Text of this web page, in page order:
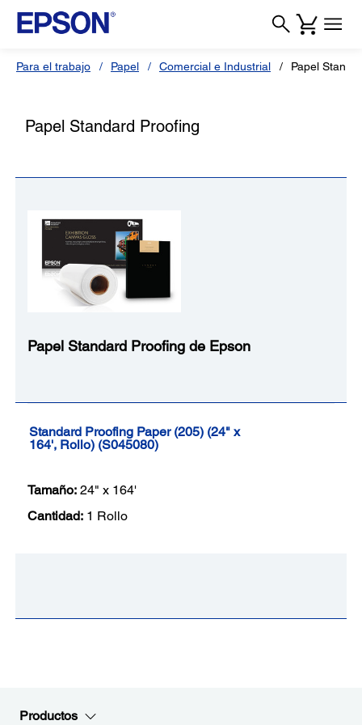
Para el trabajo Papel Comercial e Industrial Papel
Papel Standard Proofing
Papel Standard Proofing de Epson
Standard Proofing Paper (205) (24" x
164', Rollo) (S045080)
Tamaño: 24" x 164'
Cantidad: 1 Rollo
Productos